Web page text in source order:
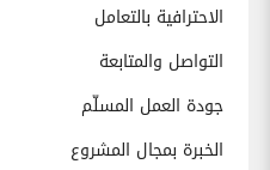
الاحترافية بالتعامل
التواصل والمتابعة
جودة العمل المسلّم
الخبرة بمجال المشروع